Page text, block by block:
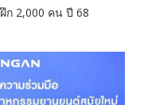
ก 2,000 คน ปี 68